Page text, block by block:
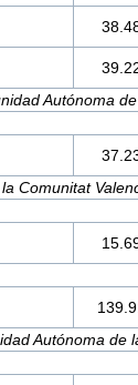
Autónoma
Comunitat
Autónoma de